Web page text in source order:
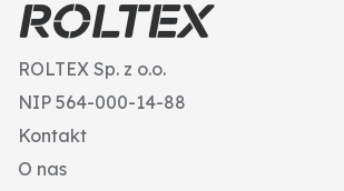
ROLTEX Sp. z o.o.
NIP 564-000-14-88
Kontakt
O nas